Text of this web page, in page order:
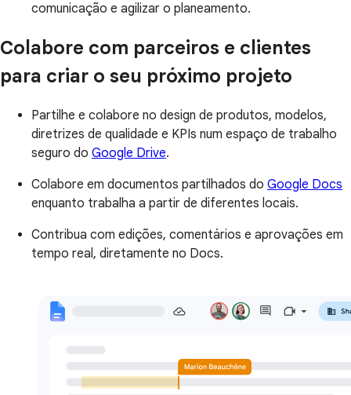
comunicação e agilizar o planeamento.
Colabore com parceiros e clientes
para criar o seu próximo projeto
Partilhe e colabore no design de produtos, modelos,
diretrizes de qualidade e KPIs num espaço de trabalho
seguro do Google Drive.
Colabore em documentos partilhados do Google Docs
enquanto trabalha a partir de diferentes locais.
Contribua com edições, comentários e aprovações em
tempo real, diretamente no Docs.